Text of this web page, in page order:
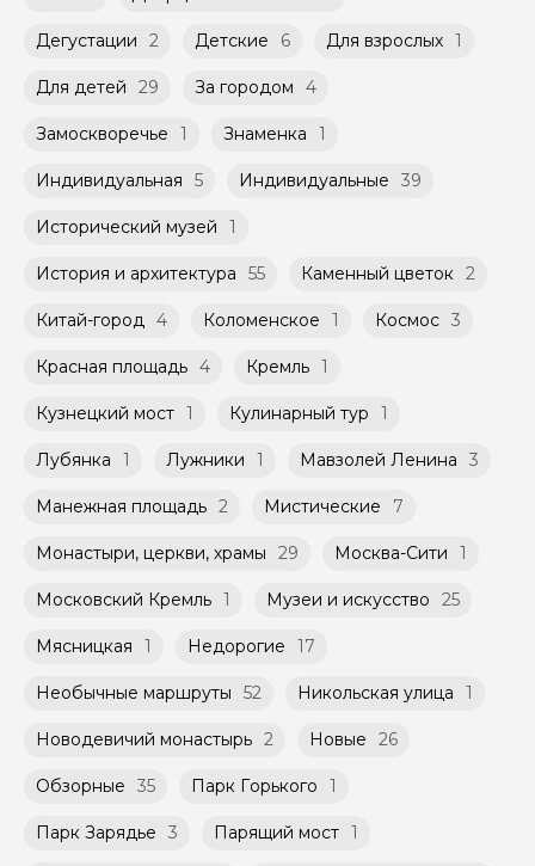
Способы оплаты на сайте: Картой
российского банка можно оплатить любую
Дегустации 2 Детские 6 Для взрослых 1
Для детей 29 За городом 4
Замоскворечье 1 Знаменка 1
Индивидуальная 5 Индивидуальные 39
Исторический музей 1
История и архитектура 55 Каменный цветок 2
Китай-город 4 Коломенское 1 Космос 3
Красная площадь 4 Кремль 1
Кузнецкий мост 1 Кулинарный тур 1
Лубянка 1 Лужники 1 Мавзолей Ленина 3
Манежная площадь 2 Мистические 7
Монастыри, церкви, храмы 29 Москва-Сити 1
Московский Кремль 1 Музеи и искусство 25
Мясницкая 1 Недорогие 17
Необычные маршруты 52 Никольская улица 1
Новодевичий монастырь 2 Новые 26
Обзорные 35 Парк Горького 1
Парк Зарядье 3 Парящий мост 1